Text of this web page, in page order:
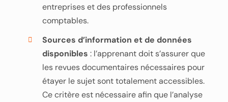
entreprises et des professionnels
comptables.
Sources d’information et de données
disponibles : l’apprenant doit s’assurer que
les revues documentaires nécessaires pour
étayer le sujet sont totalement accessibles.
Ce critère est nécessaire afin que l’analyse